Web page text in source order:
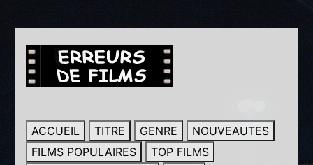
ACCUEIL TITRE GENRE
NOUVEAUTES
FILMS POPULAIRES
TOP FILMS